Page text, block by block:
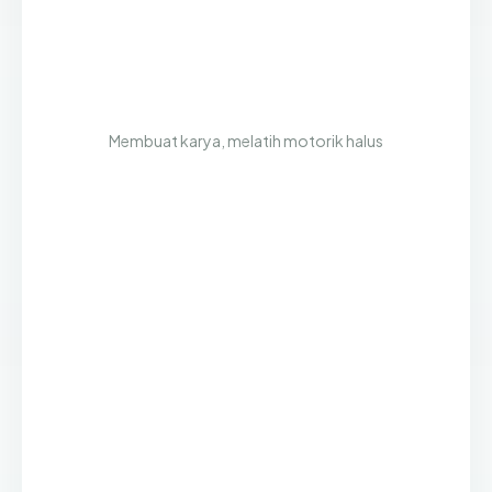
Membuat karya, melatih motorik halus